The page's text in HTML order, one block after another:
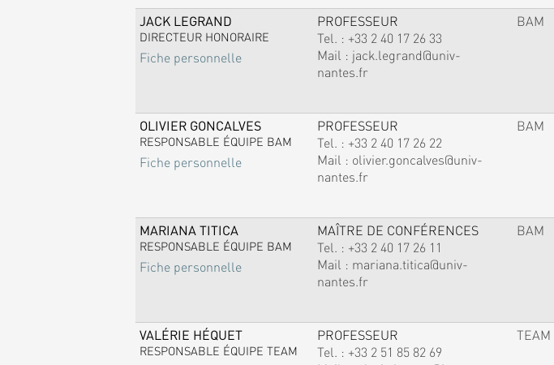
JACK LEGRAND
DIRECTEUR HONORAIRE
Fiche personnelle
PROFESSEUR
Tel. : +33 2 40 17 26 33
Mail : jack.legrand@univ-
nantes.fr
BAM
OLIVIER GONCALVES
RESPONSABLE ÉQUIPE BAM
Fiche personnelle
PROFESSEUR
Tel. : +33 2 40 17 26 22
Mail : olivier.goncalves@univ-
nantes.fr
BAM
MARIANA TITICA
RESPONSABLE ÉQUIPE BAM
Fiche personnelle
MAÎTRE DE CONFÉRENCES
Tel. : +33 2 40 17 26 11
Mail : mariana.titica@univ-
nantes.fr
BAM
VALÉRIE HÉQUET
RESPONSABLE ÉQUIPE TEAM
PROFESSEUR
Tel. : +33 2 51 85 82 69
TEAM